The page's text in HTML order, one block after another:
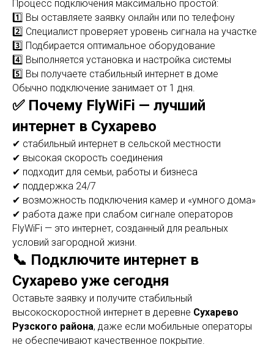
Процесс подключения максимально простой:
1️⃣ Вы оставляете заявку онлайн или по телефону
2️⃣ Специалист проверяет уровень сигнала на участке
3️⃣ Подбирается оптимальное оборудование
4️⃣ Выполняется установка и настройка системы
5️⃣ Вы получаете стабильный интернет в доме
Обычно подключение занимает от 1 дня.
✅ Почему FlyWiFi — лучший
интернет в Сухарево
✔ стабильный интернет в сельской местности
✔ высокая скорость соединения
✔ подходит для семьи, работы и бизнеса
✔ поддержка 24/7
✔ возможность подключения камер и «умного дома»
✔ работа даже при слабом сигнале операторов
FlyWiFi — это интернет, созданный для реальных
условий загородной жизни.
📞 Подключите интернет в
Сухарево уже сегодня
Оставьте заявку и получите стабильный
высокоскоростной интернет в деревне Сухарево
Рузского района, даже если мобильные операторы
не обеспечивают качественное покрытие.